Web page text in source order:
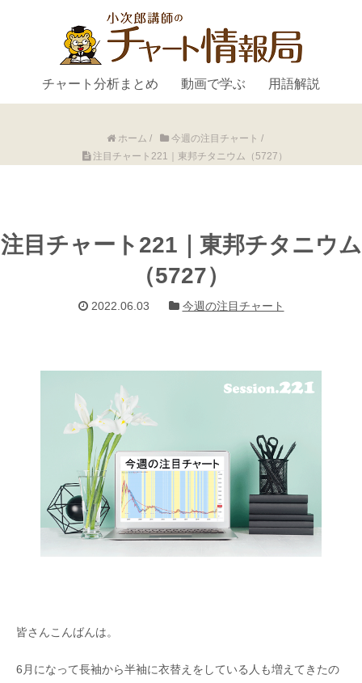
チャート分析まとめ 動画で学ぶ 用語解説
ホーム / 今週の注目チャート /
注目チャート221｜東邦チタニウム（5727）
注目チャート221｜東邦チタニウム
（5727）
2022.06.03 今週の注目チャート
皆さんこんばんは。
6月になって長袖から半袖に衣替えをしている人も増えてきたの